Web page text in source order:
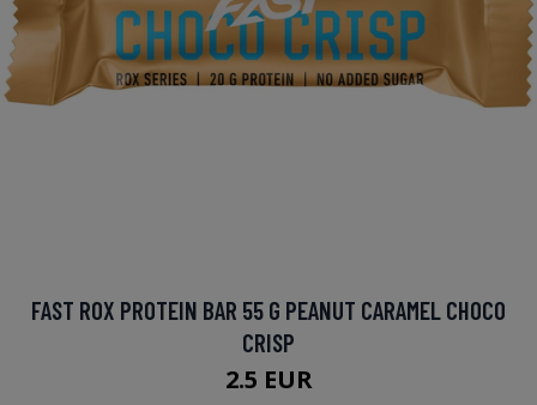
FAST ROX PROTEIN BAR 55 G PEANUT CARAMEL CHOCO
CRISP
2.5 EUR